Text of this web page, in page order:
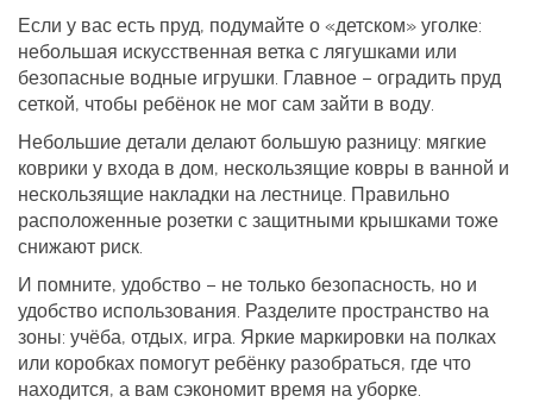
Если у вас есть пруд, подумайте о «детском» уголке:
небольшая искусственная ветка с лягушками или
безопасные водные игрушки. Главное – оградить пруд
сеткой, чтобы ребёнок не мог сам зайти в воду.
Небольшие детали делают большую разницу: мягкие
коврики у входа в дом, нескользящие ковры в ванной и
нескользящие накладки на лестнице. Правильно
расположенные розетки с защитными крышками тоже
снижают риск.
И помните, удобство – не только безопасность, но и
удобство использования. Разделите пространство на
зоны: учёба, отдых, игра. Яркие маркировки на полках
или коробках помогут ребёнку разобраться, где что
находится, а вам сэкономит время на уборке.